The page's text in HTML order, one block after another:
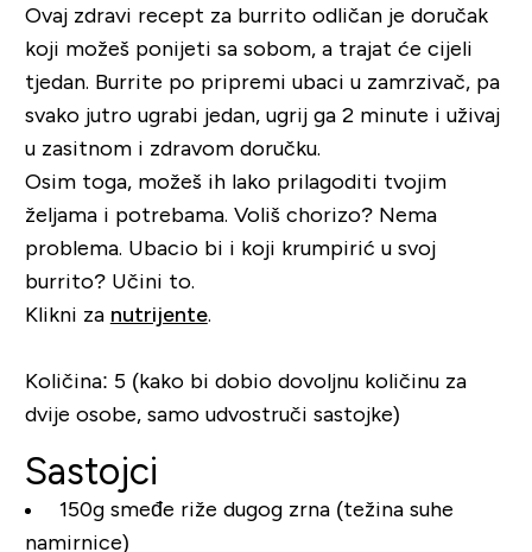
Ovaj zdravi recept za burrito odličan je doručak
koji možeš ponijeti sa sobom, a trajat će cijeli
tjedan. Burrite po pripremi ubaci u zamrzivač, pa
svako jutro ugrabi jedan, ugrij ga 2 minute i uživaj
u zasitnom i zdravom doručku.
Osim toga, možeš ih lako prilagoditi tvojim
željama i potrebama. Voliš chorizo? Nema
problema. Ubacio bi i koji krumpirić u svoj
burrito? Učini to.
Klikni za nutrijente.
Količina: 5 (kako bi dobio dovoljnu količinu za
dvije osobe, samo udvostruči sastojke)
Sastojci
150g smeđe riže dugog zrna (težina suhe
namirnice)